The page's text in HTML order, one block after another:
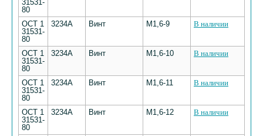
31531-
80
ОСТ 1
31531-
80
3234А Винт М1,6-9 В наличии
ОСТ 1
31531-
80
3234А Винт М1,6-10 В наличии
ОСТ 1
31531-
80
3234А Винт М1,6-11 В наличии
ОСТ 1
31531-
80
3234А Винт М1,6-12 В наличии